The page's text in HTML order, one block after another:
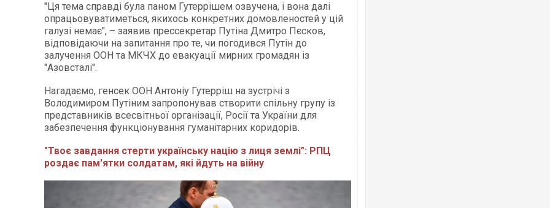
"Ця тема справді була паном Гутеррішем озвучена, і вона далі
опрацьовуватиметься, якихось конкретних домовленостей у цій
галузі немає", – заявив прессекретар Путіна Дмитро Пєсков,
відповідаючи на запитання про те, чи погодився Путін до
залучення ООН та МКЧХ до евакуації мирних громадян із
"Азовсталі".
Нагадаємо, генсек ООН Антоніу Гутерріш на зустрічі з
Володимиром Путіним запропонував створити спільну групу із
представників всесвітньої організації, Росії та України для
забезпечення функціонування гуманітарних коридорів.
"Твоє завдання стерти українську націю з лиця землі": РПЦ
роздає пам'ятки солдатам, які йдуть на війну